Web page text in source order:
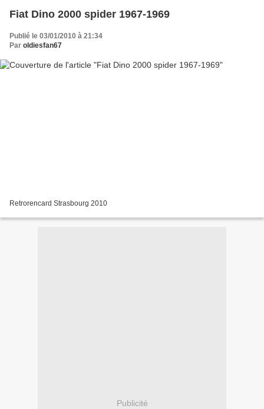
Fiat Dino 2000 spider 1967-1969
Publié le 03/01/2010 à 21:34
Par oldiesfan67
Retrorencard Strasbourg 2010
Publicité